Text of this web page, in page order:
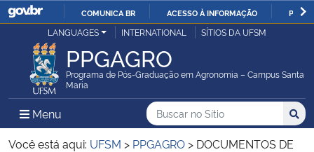
IR
PARA
O
COMUNICA BR ACESSO À INFORMAÇÃO
Ministério da Justiça e Segurança Pública
Ministério da Defesa
Ministério das Relações Exteriores
LANGUAGES INTERNATIONAL SÍTIOS DA UFSM
PPGAGRO
Programa de Pós-Graduação em Agronomia – Campus Santa
Maria
Menu Menu Principal do Sítio
Busca
Buscar no no Sítio
Busca:
Você está aqui: UFSM > PPGAGRO > DOCUMENTOS DE